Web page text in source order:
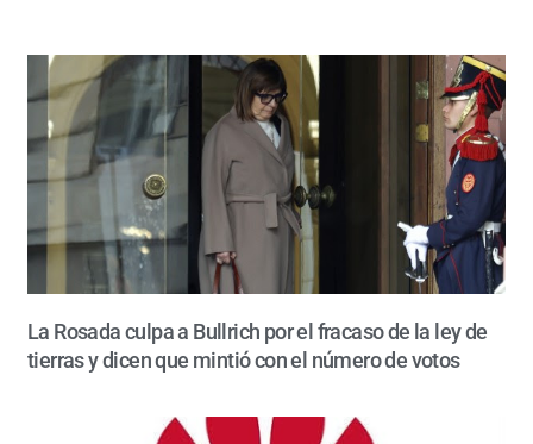
La Rosada culpa a Bullrich por el fracaso de la ley de
tierras y dicen que mintió con el número de votos